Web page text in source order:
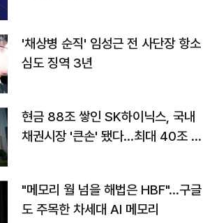
'채상병 순직' 임성근 전 사단장 항소
심도 징역 3년
현금 88조 쌓인 SK하이닉스, 국내
채권시장 '큰손' 됐다…최대 40조 투
"메모리 월 넘을 해법은 HBF"…구글
도 주목한 차세대 AI 메모리